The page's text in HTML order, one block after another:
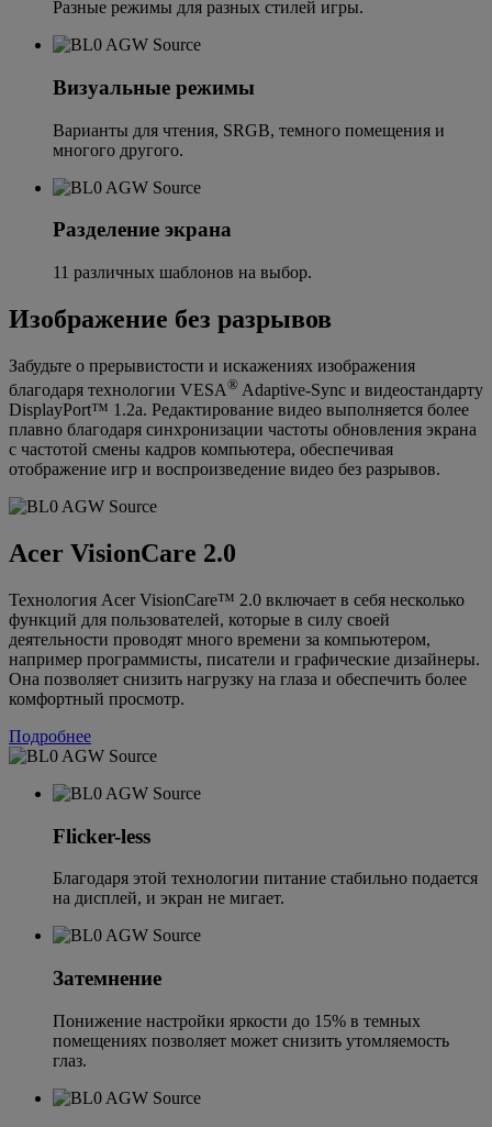
Разные режимы для разных стилей игры.
Визуальные режимы
Варианты для чтения, SRGB, темного помещения и
многого другого.
Разделение экрана
11 различных шаблонов на выбор.
Изображение без разрывов
Забудьте о прерывистости и искажениях изображения
благодаря технологии VESA® Adaptive-Sync и видеостандарту
DisplayPort™ 1.2a. Редактирование видео выполняется более
плавно благодаря синхронизации частоты обновления экрана
с частотой смены кадров компьютера, обеспечивая
отображение игр и воспроизведение видео без разрывов.
Acer VisionCare 2.0
Технология Acer VisionCare™ 2.0 включает в себя несколько
функций для пользователей, которые в силу своей
деятельности проводят много времени за компьютером,
например программисты, писатели и графические дизайнеры.
Она позволяет снизить нагрузку на глаза и обеспечить более
комфортный просмотр.
Подробнее
Flicker-less
Благодаря этой технологии питание стабильно подается
на дисплей, и экран не мигает.
Затемнение
Понижение настройки яркости до 15% в темных
помещениях позволяет может снизить утомляемость
глаз.